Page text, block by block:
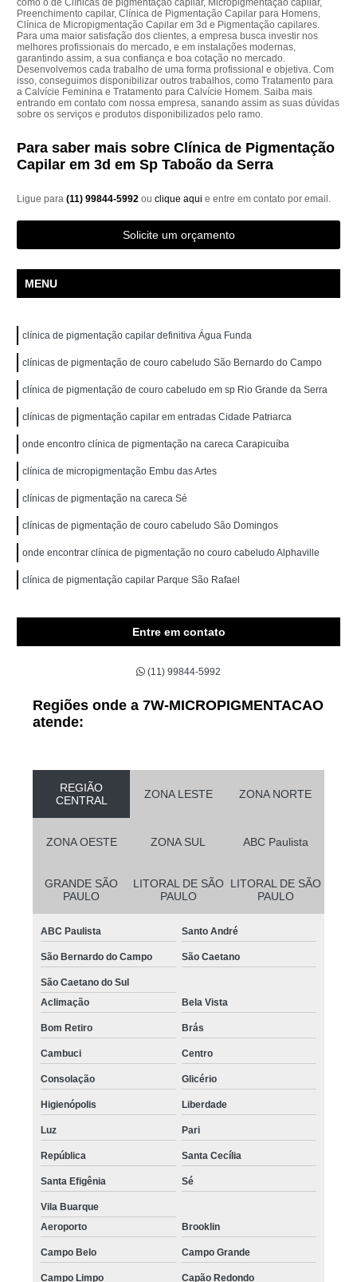
Preenchimento capilar, Clínica de Pigmentação Capilar para Homens,
Clínica de Micropigmentação Capilar em 3d e Pigmentação capilares.
Para uma maior satisfação dos clientes, a empresa busca investir nos
melhores profissionais do mercado, e em instalações modernas,
garantindo assim, a sua confiança e boa cotação no mercado.
Desenvolvemos cada trabalho de uma forma profissional e objetiva. Com
isso, conseguimos disponibilizar outros trabalhos, como Tratamento para
a Calvície Feminina e Tratamento para Calvície Homem. Saiba mais
entrando em contato com nossa empresa, sanando assim as suas dúvidas
sobre os serviços e produtos disponibilizados pelo ramo.
Para saber mais sobre Clínica de Pigmentação
Capilar em 3d em Sp Taboão da Serra
Ligue para(11) 99844-5992ouclique aqui e entre em contato por email.
Solicite um orçamento
MENU
clínica de pigmentação capilar definitiva Água Funda
clínicas de pigmentação de couro cabeludo São Bernardo do Campo
clínica de pigmentação de couro cabeludo em sp Rio Grande da Serra
clínicas de pigmentação capilar em entradas Cidade Patriarca
onde encontro clínica de pigmentação na careca Carapicuíba
clínica de micropigmentação Embu das Artes
clínicas de pigmentação na careca Sé
clínicas de pigmentação de couro cabeludo São Domingos
onde encontrar clínica de pigmentação no couro cabeludo Alphaville
clínica de pigmentação capilar Parque São Rafael
Entre em contato
(11) 99844-5992
Regiões onde a 7W-MICROPIGMENTACAO
atende:
REGIÃO
CENTRAL
ZONA LESTE ZONA NORTE
ZONA OESTE ZONA SUL ABC Paulista
GRANDE SÃO
PAULO
LITORAL DE SÃO
PAULO
LITORAL DE SÃO
PAULO
ABC Paulista Santo André
São Bernardo do Campo São Caetano
São Caetano do Sul
Aclimação
Bela Vista
Bom Retiro Brás
Cambuci Centro
Consolação Glicério
Higienópolis Liberdade
Luz Pari
República Santa Cecília
Santa Efigênia Sé
Vila Buarque
Aeroporto
Brooklin
Campo Belo Campo Grande
Campo Limpo Capão Redondo